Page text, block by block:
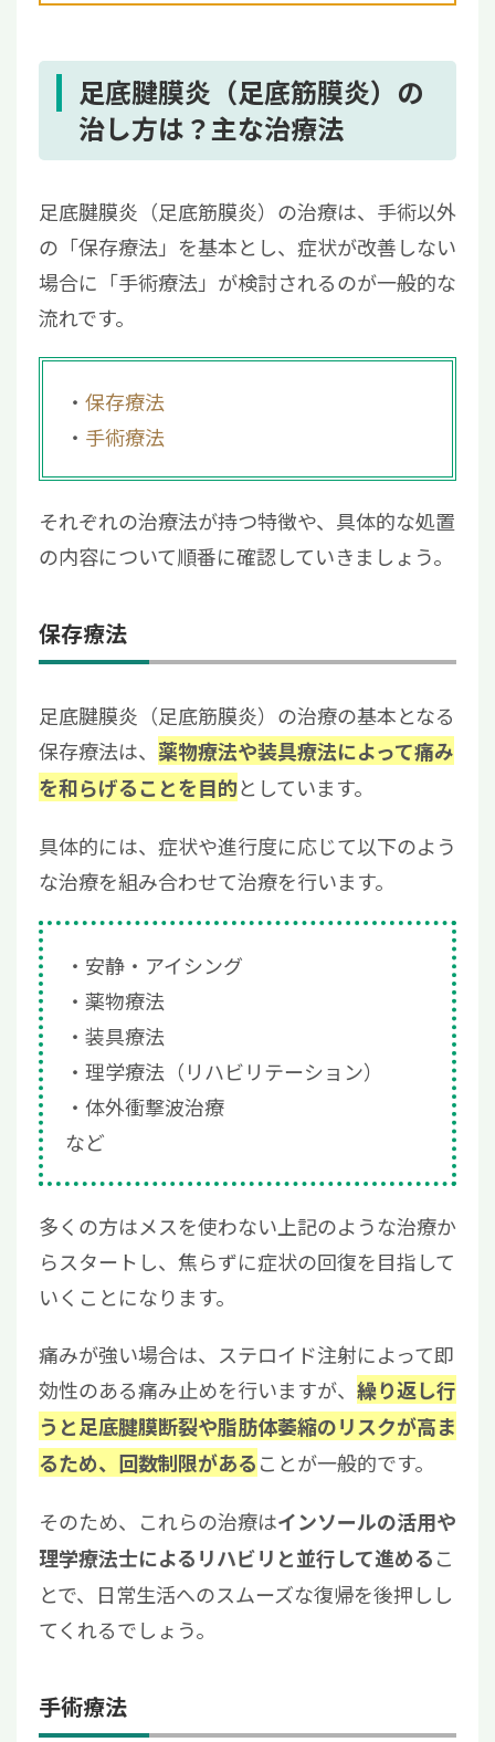
足底腱膜炎（足底筋膜炎）の
治し方は？主な治療法
足底腱膜炎（足底筋膜炎）の治療は、手術以外
の「保存療法」を基本とし、症状が改善しない
場合に「手術療法」が検討されるのが一般的な
流れです。
保存療法
手術療法
それぞれの治療法が持つ特徴や、具体的な処置
の内容について順番に確認していきましょう。
保存療法
足底腱膜炎（足底筋膜炎）の治療の基本となる
保存療法は、 薬物療法や装具療法によって痛み
を和らげることを目的としています。
具体的には、症状や進行度に応じて以下のよう
な治療を組み合わせて治療を行います。
安静・アイシング
薬物療法
装具療法
理学療法（リハビリテーション）
体外衝撃波治療
など
多くの方はメスを使わない上記のような治療か
らスタートし、焦らずに症状の回復を目指して
いくことになります。
痛みが強い場合は、ステロイド注射によって即
効性のある痛み止めを行いますが、 繰り返し行
うと足底腱膜断裂や脂肪体萎縮のリスクが高ま
るため、回数制限があることが一般的です。
そのため、これらの治療はインソールの活用や
理学療法士によるリハビリと並行して進めるこ
とで、日常生活へのスムーズな復帰を後押しし
てくれるでしょう。
手術療法